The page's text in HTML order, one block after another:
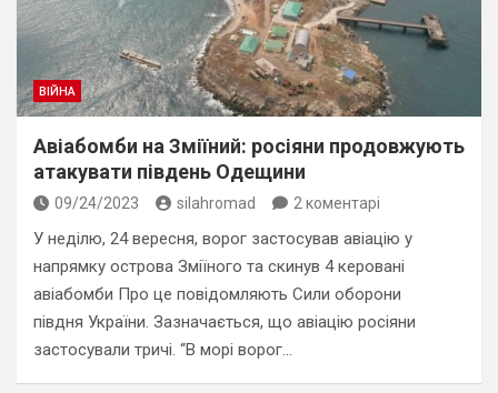
ВІЙНА
Авіабомби на Зміїний: росіяни продовжують
атакувати південь Одещини
09/24/2023 silahromad 2 коментарі
У неділю, 24 вересня, ворог застосував авіацію у
напрямку острова Зміїного та скинув 4 керовані
авіабомби Про це повідомляють Сили оборони
півдня України. Зазначається, що авіацію росіяни
застосували тричі. “В морі ворог…